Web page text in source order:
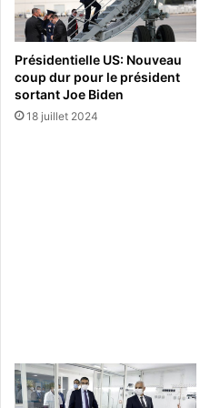
Présidentielle US: Nouveau
coup dur pour le président
sortant Joe Biden
18 juillet 2024